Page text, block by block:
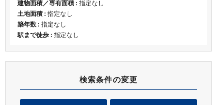
検索条件の変更
建物面積／専有面積 : 指定なし
土地面積 : 指定なし
築年数 : 指定なし
駅まで徒歩 : 指定なし